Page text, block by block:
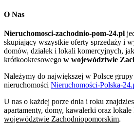
O Nas
Nieruchomosci-zachodnio-pom-24.pl
skupiający wszystkie oferty sprzedaży i
domów, działek i lokali komercyjnych,
krótkookresowego w województwie
Należymy do największej w Polsce
nieruchomości Nieruchomości-Polska-
U nas o każdej porze dnia i roku
apartamenty, domy, kawalerki oraz
województwie Zachodniopomorskim.